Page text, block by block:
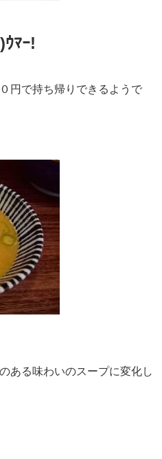
ﾏｰ!
円で持ち帰りできるようで
ある味わいのスープに変化し